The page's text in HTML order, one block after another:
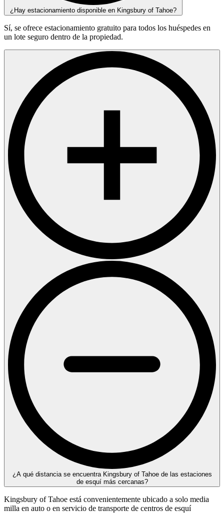
¿Hay estacionamiento disponible en Kingsbury of Tahoe?
Sí, se ofrece estacionamiento gratuito para todos los huéspedes en
un lote seguro dentro de la propiedad.
¿A qué distancia se encuentra Kingsbury of Tahoe de las estaciones
de esquí más cercanas?
Kingsbury of Tahoe está convenientemente ubicado a solo media
milla en auto o en servicio de transporte de centros de esquí